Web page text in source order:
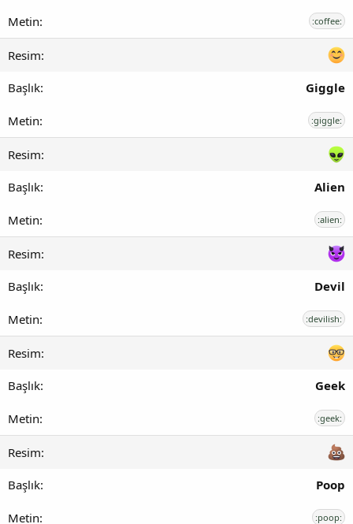
:coffee:
Giggle
:giggle:
Alien
:alien:
Devil
:devilish:
Geek
:geek:
Poop
:poop: